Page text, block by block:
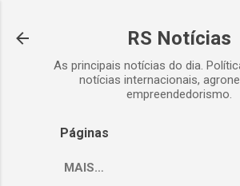
RS Notícias
As principais notícias do dia.
notícias internacionais,
empreendedorismo.
Páginas
MAIS…